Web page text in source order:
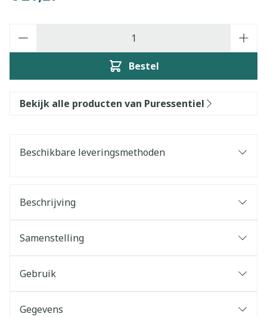
Bestel
Bekijk alle producten van Puressentiel
Beschikbare leveringsmethoden
Beschrijving
Samenstelling
Gebruik
Gegevens